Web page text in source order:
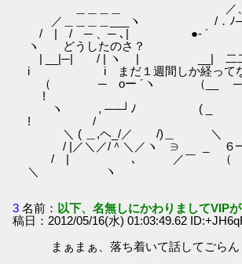
＿＿＿＿
ゝ／＿＿＿＿___ヽ
/ | / ─ 、─ ､|
ヽ どうしたのさ？
| __|─| / | ヽ | __|
i i まだ１週間しか経ってな
（ ─ oー ´ヽ
!
ヽ , ──┘ﾉ
! /
＼ ( ＿,ヘ_/／ /)
/ |／＼／/＾＼／ヽ ∋ _ ６
/ | ､ ／￣ （
＼ ヽ
3 名前： 以下、名無しにかわりましてVIP
稿日：2012/05/16(水) 01:03:49.62
まぁまぁ、落ち着いて話してごらん